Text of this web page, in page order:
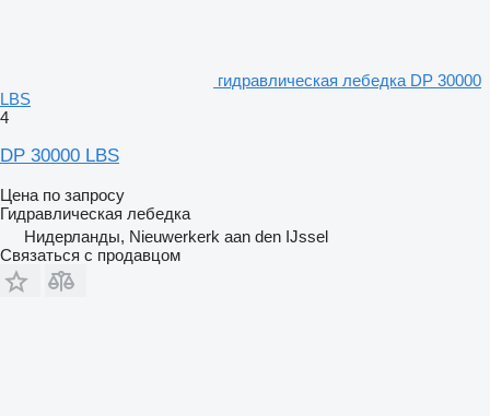
гидравлическая лебедка DP 30000
LBS
4
DP 30000 LBS
Цена по запросу
Гидравлическая лебедка
Нидерланды, Nieuwerkerk aan den IJssel
Связаться с продавцом